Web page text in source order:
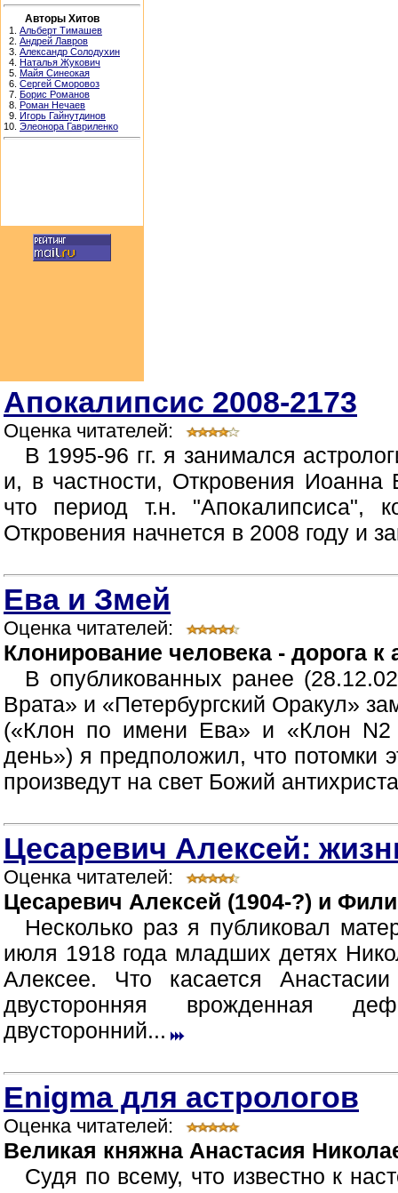
Авторы Хитов
1. Альберт Тимашев
2. Андрей Лавров
3. Александр Солодухин
4. Наталья Жукович
5. Майя Синеокая
6. Сергей Сморовоз
7. Борис Романов
8. Роман Нечаев
9. Игорь Гайнутдинов
10. Элеонора Гавриленко
Апокалипсис 2008-2173
Оценка читателей:
В 1995-96 гг. я занимался
и, в частности, Откровения Иоанна
что период т.н. "Апокалипсиса",
Откровения начнется в 2008 году и
Ева и Змей
Оценка читателей:
Клонирование человека - дорога к
В опубликованных ранее
Врата» и «Петербургский Оракул»
(«Клон по имени Ева» и «Клон N2
день») я предположил, что потомки
произведут на свет Божий
Цесаревич Алексей:
Оценка читателей:
Цесаревич Алексей (1904-?) и
Несколько раз я публиковал
июля 1918 года младших детях
Алексее. Что касается
двусторонняя врожденная
двусторонний...
Enigma для астрологов
Оценка читателей:
Великая княжна Анастасия
Судя по всему, что известно к